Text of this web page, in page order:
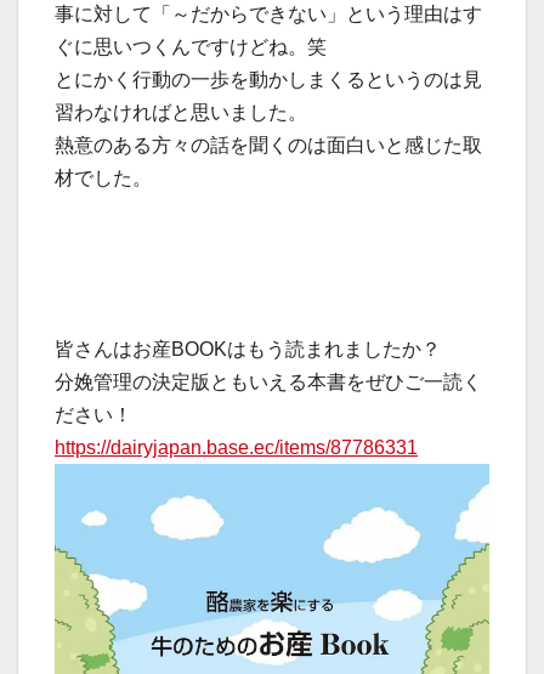
事に対して「～だからできない」という理由はす
ぐに思いつくんですけどね。笑
とにかく行動の一歩を動かしまくるというのは見
習わなければと思いました。
熱意のある方々の話を聞くのは面白いと感じた取
材でした。
皆さんはお産BOOKはもう読まれましたか？
分娩管理の決定版ともいえる本書をぜひご一読く
ださい！
https://dairyjapan.base.ec/items/87786331